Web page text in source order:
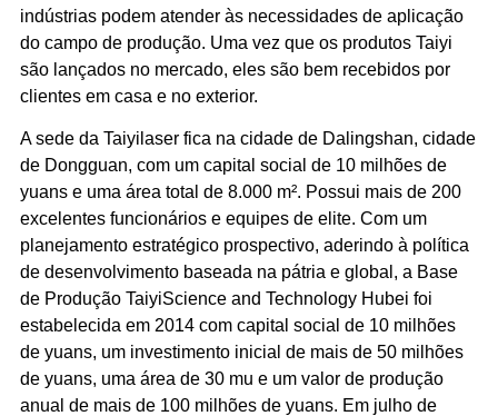
indústrias podem atender às necessidades de aplicação
do campo de produção. Uma vez que os produtos Taiyi
são lançados no mercado, eles são bem recebidos por
clientes em casa e no exterior.
A sede da Taiyilaser fica na cidade de Dalingshan, cidade
de Dongguan, com um capital social de 10 milhões de
yuans e uma área total de 8.000 m². Possui mais de 200
excelentes funcionários e equipes de elite. Com um
planejamento estratégico prospectivo, aderindo à política
de desenvolvimento baseada na pátria e global, a Base
de Produção TaiyiScience and Technology Hubei foi
estabelecida em 2014 com capital social de 10 milhões
de yuans, um investimento inicial de mais de 50 milhões
de yuans, uma área de 30 mu e um valor de produção
anual de mais de 100 milhões de yuans. Em julho de